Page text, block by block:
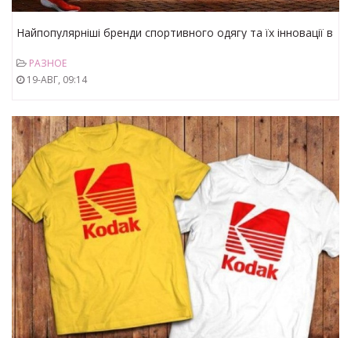
Найпопулярніші бренди спортивного одягу та їх інновації в
РАЗНОЕ
19-АВГ, 09:14